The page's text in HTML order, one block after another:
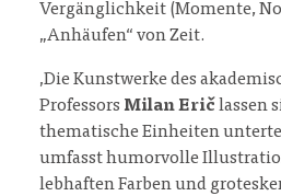
Vergänglichkeit (Momente,
„Anhäufen“ von Zeit.
‚Die Kunstwerke des
Professors Milan Erič lassen
thematische Einheiten
umfasst humorvolle
lebhaften Farben und